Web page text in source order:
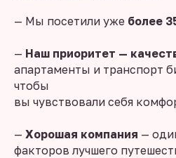
— Мы посетили уже более
— Наш приоритет —
апартаменты и транспорт
чтобы
вы чувствовали себя
— Хорошая компания —
факторов лучшего